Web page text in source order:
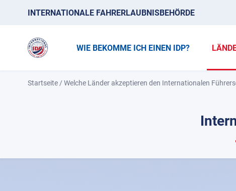
INTERNATIONALE FAHRERLAUBNISBEHÖRDE
WIE BEKOMME ICH EINEN IDP?
Startseite /Welche Länder akzeptieren den Internationalen